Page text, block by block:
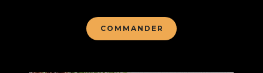
COMMANDER